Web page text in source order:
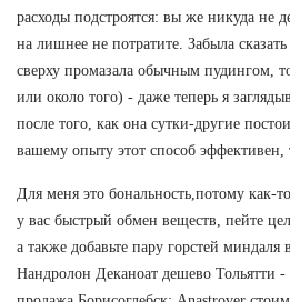
расходы подстроятся: вы же никуда не
на лишнее не потратите. Забыла
сверху промазала обычным пудингом,
или около того) - даже теперь я
после того, как она сутки-другие
вашему опыту этот способ эффективен,
Для меня это бональность,потому как-
у вас быстрый обмен веществ, пейте
а также добавьте пару горстей миндаля
Нандролон Деканоат дешево Тольятти